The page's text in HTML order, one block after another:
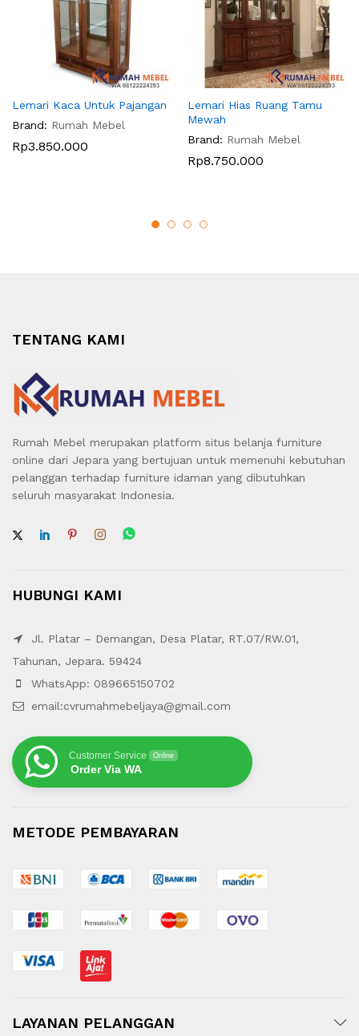
Lemari Kaca Untuk Pajangan
Brand: Rumah Mebel
Rp3.850.000
Lemari Hias Ruang Tamu
Mewah
Brand: Rumah Mebel
Rp8.750.000
TENTANG KAMI
Rumah Mebel merupakan platform situs belanja furniture
online dari Jepara yang bertujuan untuk memenuhi kebutuhan
pelanggan terhadap furniture idaman yang dibutuhkan
seluruh masyarakat Indonesia.
HUBUNGI KAMI
Jl. Platar – Demangan, Desa Platar, RT.07/RW.01,
Tahunan, Jepara. 59424
WhatsApp: 089665150702
email:cvrumahmebeljaya@gmail.com
Customer Service Online
Order Via WA
METODE PEMBAYARAN
LAYANAN PELANGGAN